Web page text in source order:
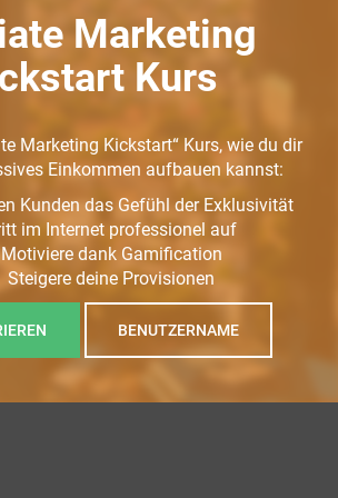
Marketing
Kurs
Marketing Kickstart“ Kurs, wie du dir
Einkommen aufbauen kannst:
Kunden das Gefühl der Exklusivität
im Internet professionel auf
Motiviere dank Gamification
Steigere deine Provisionen
BENUTZERNAME